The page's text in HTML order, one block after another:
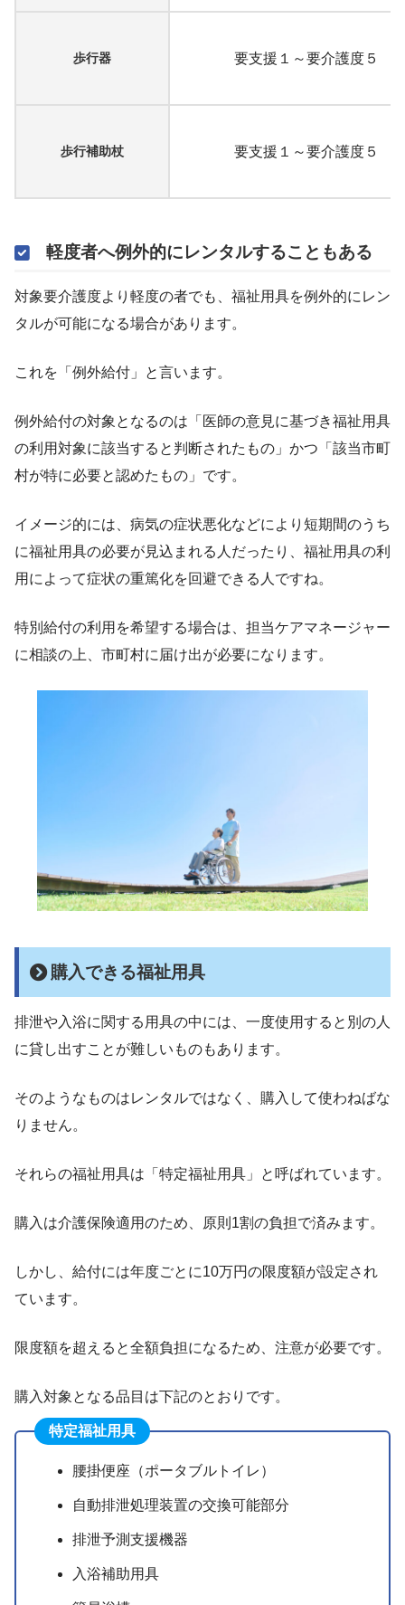
歩行器 要支援１～要介護度５
歩行補助杖 要支援１～要介護度５
軽度者へ例外的にレンタルすることもある
対象要介護度より軽度の者でも、福祉用具を例外的にレン
タルが可能になる場合があります。
これを「例外給付」と言います。
例外給付の対象となるのは「医師の意見に基づき福祉用具
の利用対象に該当すると判断されたもの」かつ「該当市町
村が特に必要と認めたもの」です。
イメージ的には、病気の症状悪化などにより短期間のうち
に福祉用具の必要が見込まれる人だったり、福祉用具の利
用によって症状の重篤化を回避できる人ですね。
特別給付の利用を希望する場合は、担当ケアマネージャー
に相談の上、市町村に届け出が必要になります。
購入できる福祉用具
排泄や入浴に関する用具の中には、一度使用すると別の人
に貸し出すことが難しいものもあります。
そのようなものはレンタルではなく、購入して使わねばな
りません。
それらの福祉用具は「特定福祉用具」と呼ばれています。
購入は介護保険適用のため、原則1割の負担で済みます。
しかし、給付には年度ごとに10万円の限度額が設定され
ています。
限度額を超えると全額負担になるため、注意が必要です。
購入対象となる品目は下記のとおりです。
特定福祉用具
腰掛便座（ポータブルトイレ）
自動排泄処理装置の交換可能部分
排泄予測支援機器
入浴補助用具